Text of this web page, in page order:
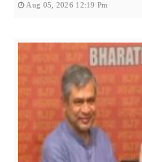
Aug 05, 2026 12:19 Pm